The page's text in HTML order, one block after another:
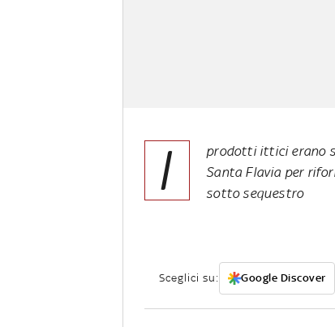
I
prodotti ittici erano
Santa Flavia per
sotto sequestro
Sceglici su: Google Discover